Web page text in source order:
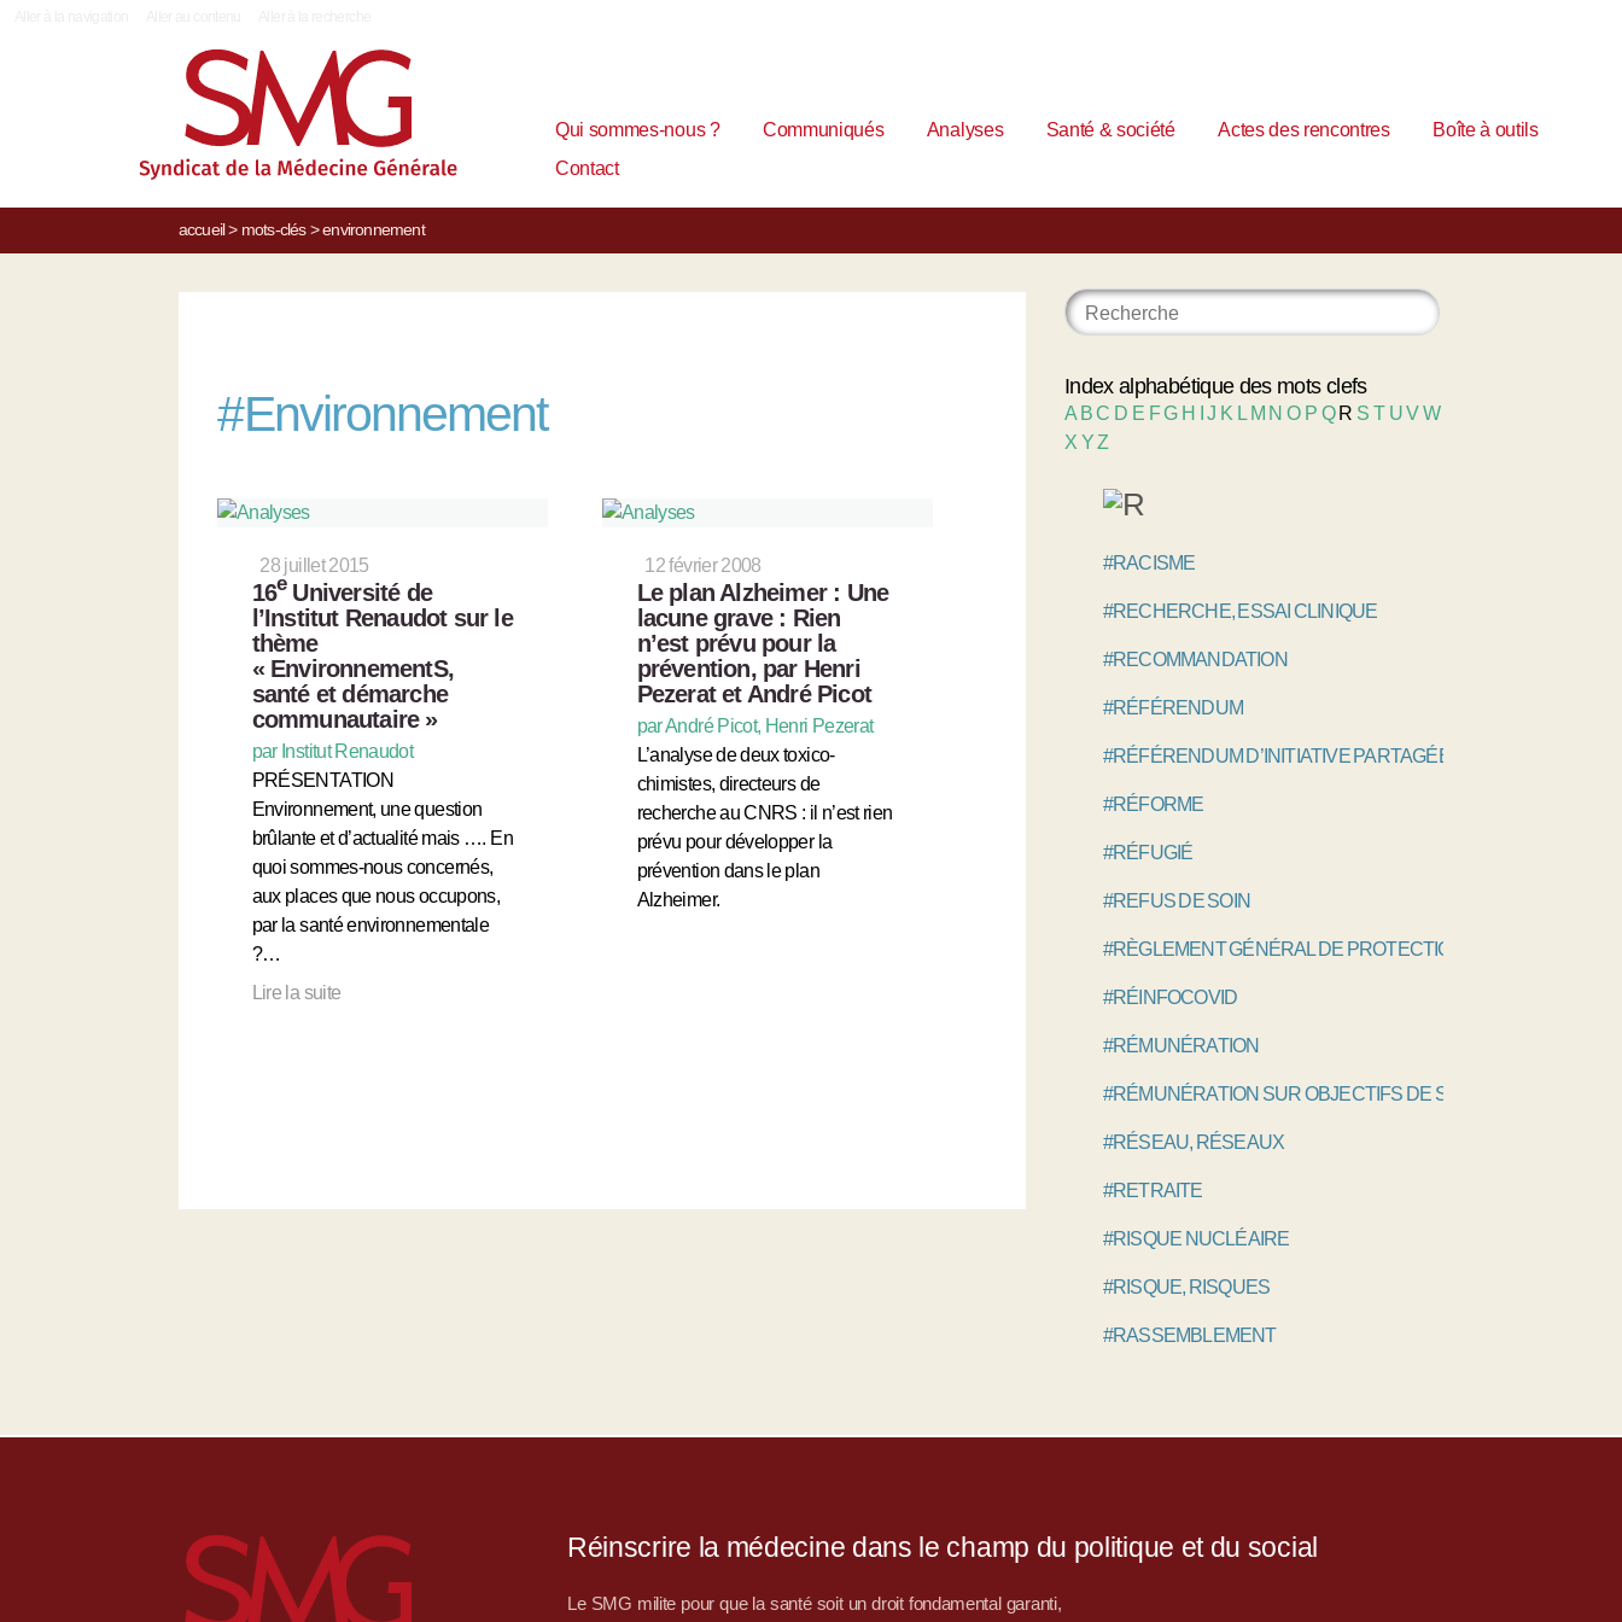
Qui sommes-nous ? Communiqués Analyses Santé & société Actes des rencontres
Boîte à outils
Contact
accueil> mots-clés> environnement
#Environnement
28 juillet 2015
16eUniversité de
l’Institut Renaudot sur le
thème
« EnvironnementS,
santé et démarche
communautaire »
par Institut Renaudot
PRÉSENTATION
Environnement, une question
brûlante et d’actualité mais …. En
quoi sommes-nous concernés,
aux places que nous occupons,
par la santé environnementale
?…
Lire la suite
12 février 2008
Le plan Alzheimer : Une
lacune grave : Rien
n’est prévu pour la
prévention, par Henri
Pezerat et André Picot
par André Picot, Henri Pezerat
L’analyse de deux toxico-
chimistes, directeurs de
recherche au CNRS : il n’est rien
prévu pour développer la
prévention dans le plan
Alzheimer.
Index alphabétique des mots clefs
A BC D E FG H IJ K L M NO P Q R S T UVW
X YZ
#RACISME
#RECHERCHE, ESSAI CLINIQUE
#RECOMMANDATION
#RÉFÉRENDUM
#RÉFÉRENDUM D’INITIATIVE PARTAGÉE, RIP
#RÉFORME
#RÉFUGIÉ
#REFUS DE SOIN
#RÈGLEMENT GÉNÉRAL DE PROTECTION DES DONNÉES,
#RÉINFOCOVID
#RÉMUNÉRATION
#RÉMUNÉRATION SUR OBJECTIFS DE SANTÉ PUBLIQUE,
#RÉSEAU, RÉSEAUX
#RETRAITE
#RISQUE NUCLÉAIRE
#RISQUE, RISQUES
#RASSEMBLEMENT
Réinscrire la médecine dans le champ du politique et du social
Le SMG milite pour que la santé soit un droit fondamental garanti,